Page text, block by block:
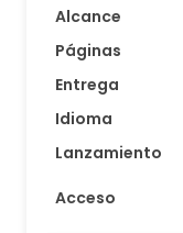
Alcance
Páginas
Entrega
Idioma
Lanzamiento
Acceso